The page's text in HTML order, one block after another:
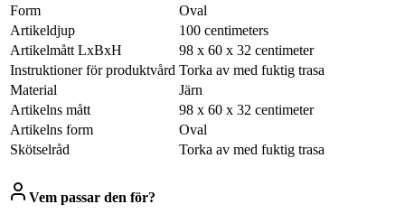
Form
Oval
Artikeldjup
100 centimeters
Artikelmått LxBxH
98 x 60 x 32 centimeter
Instruktioner för produktvård Torka av med fuktig trasa
Material
Järn
Artikelns mått
98 x 60 x 32 centimeter
Artikelns form
Oval
Skötselråd
Torka av med fuktig trasa
Vem passar den för?